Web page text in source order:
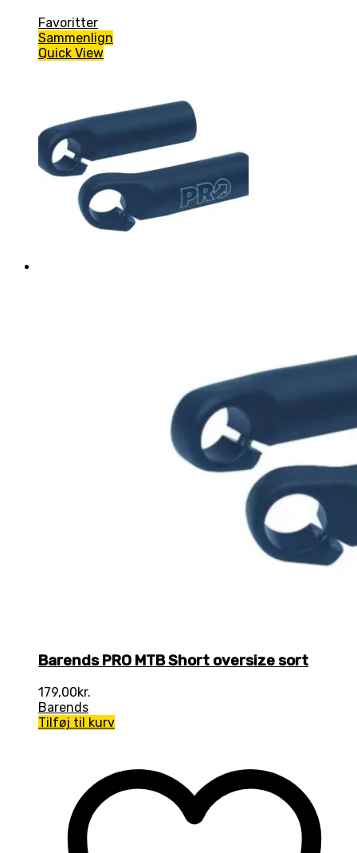
Favoritter
Sammenlign
Quick View
Barends PRO MTB Short oversize sort
179,00kr.
Barends
Tilføj til kurv